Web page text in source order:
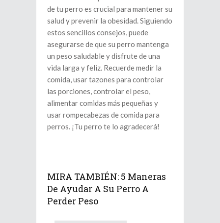
de tu perro es crucial para mantener su
salud y prevenir la obesidad. Siguiendo
estos sencillos consejos, puede
asegurarse de que su perro mantenga
un peso saludable y disfrute de una
vida larga y feliz. Recuerde medir la
comida, usar tazones para controlar
las porciones, controlar el peso,
alimentar comidas más pequeñas y
usar rompecabezas de comida para
perros. ¡Tu perro te lo agradecerá!
MIRA TAMBIÉN: 5 Maneras
De Ayudar A Su Perro A
Perder Peso